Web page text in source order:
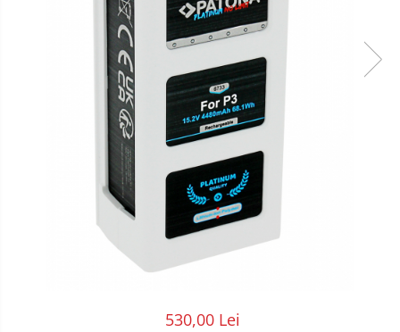
POS/Scanere coduri de bare
530,00 Lei